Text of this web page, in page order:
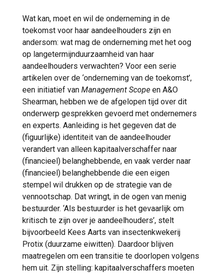
Wat kan, moet en wil de onderneming in de
toekomst voor haar aandeelhouders zijn en
andersom: wat mag de onderneming met het oog
op langetermijnduurzaamheid van haar
aandeelhouders verwachten? Voor een serie
artikelen over de ‘onderneming van de toekomst’,
een initiatief van Management Scope en A&O
Shearman, hebben we de afgelopen tijd over dit
onderwerp gesprekken gevoerd met ondernemers
en experts. Aanleiding is het gegeven dat de
(figuurlijke) identiteit van de aandeelhouder
verandert van alleen kapitaalverschaffer naar
(financieel) belanghebbende, en vaak verder naar
(financieel) belanghebbende die een eigen
stempel wil drukken op de strategie van de
vennootschap. Dat wringt, in de ogen van menig
bestuurder. ‘Als bestuurder is het gevaarlijk om
kritisch te zijn over je aandeelhouders’, stelt
bijvoorbeeld Kees Aarts van insectenkwekerij
Protix (duurzame eiwitten). Daardoor blijven
maatregelen om een transitie te doorlopen volgens
hem uit. Zijn stelling: kapitaalverschaffers moeten